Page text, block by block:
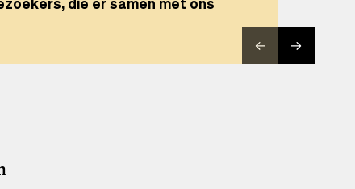
Oombergen een plek voor
Oombergen een plek voor